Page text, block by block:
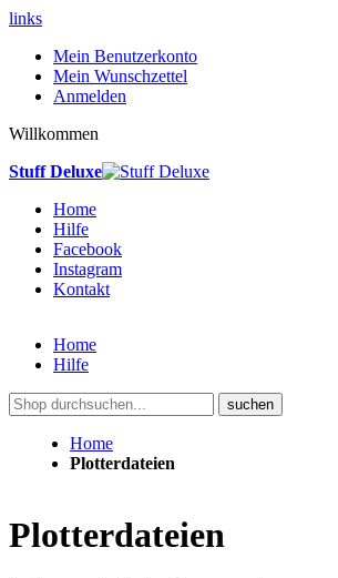
links
Mein Benutzerkonto
Mein Wunschzettel
Anmelden
Willkommen
Stuff Deluxe
Home
Hilfe
Facebook
Instagram
Kontakt
Home
Hilfe
suchen
Home
Plotterdateien
Plotterdateien